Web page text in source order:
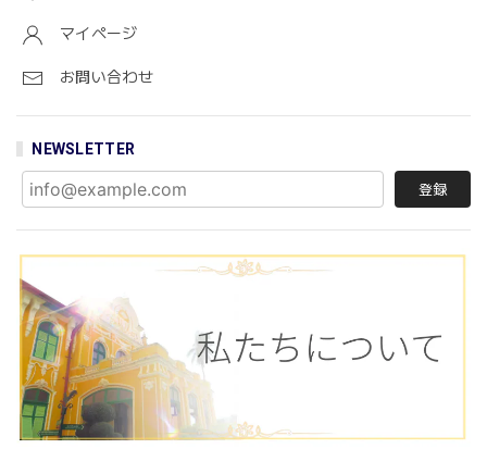
マイページ
お問い合わせ
NEWSLETTER
登録